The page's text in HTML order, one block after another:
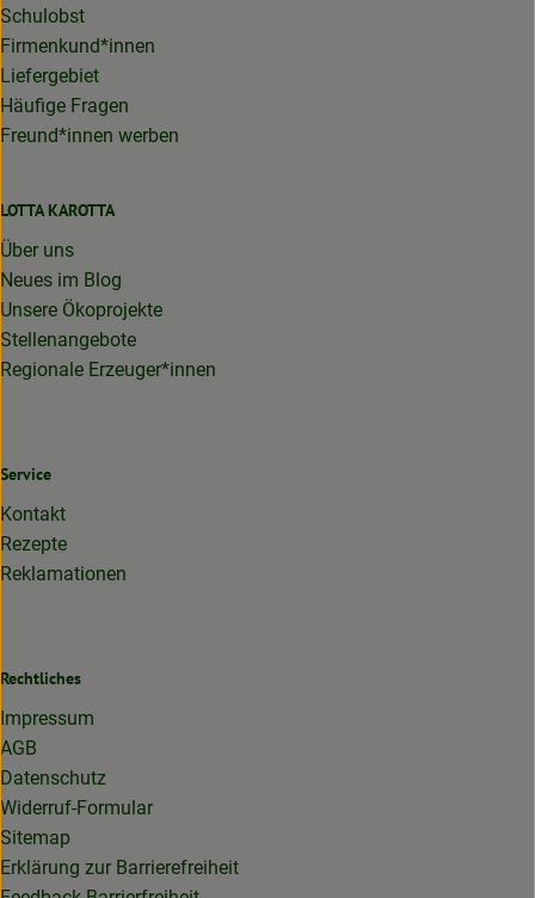
Schulobst
Firmenkund*innen
Liefergebiet
Häufige Fragen
Freund*innen werben
LOTTA KAROTTA
Über uns
Neues im Blog
Unsere Ökoprojekte
Stellenangebote
Regionale Erzeuger*innen
Service
Kontakt
Rezepte
Reklamationen
Rechtliches
Impressum
AGB
Datenschutz
Widerruf-Formular
Sitemap
Erklärung zur Barrierefreiheit